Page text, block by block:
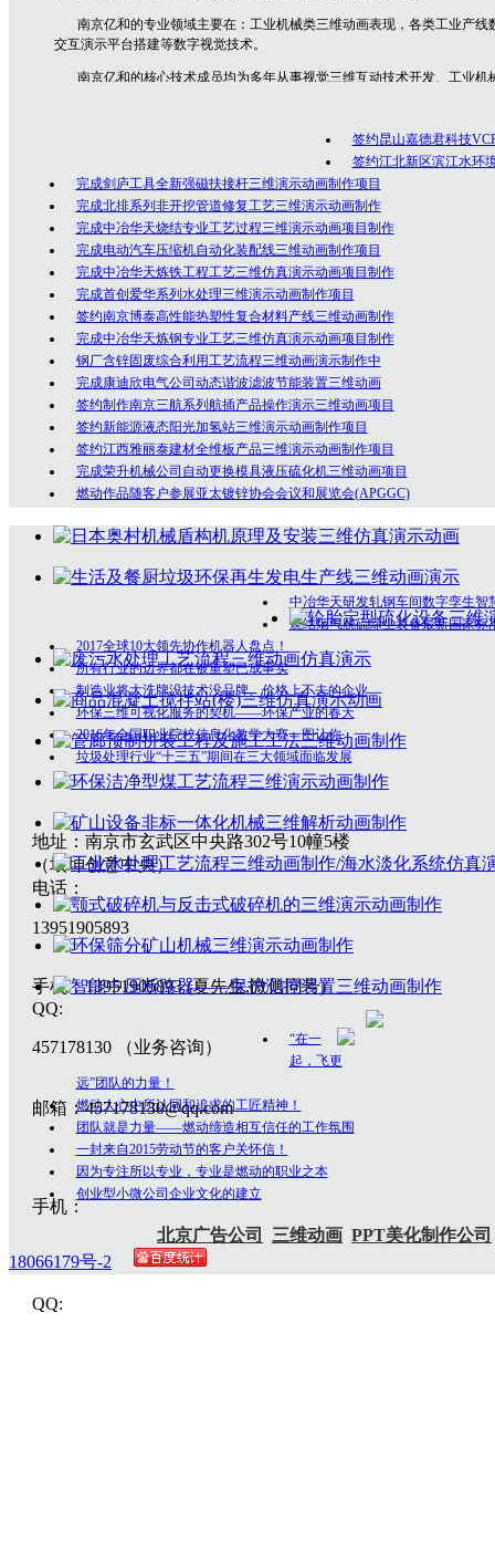
南京亿和的专业领域主要在： 工业机械类三维动画表现，各类工业产线
交互演示平台搭建等数字视觉技术。
南京亿和的核心技术成员均为多年从事视觉三维互动技术开发、工业
公司坚持以创意为核心的客户服务价值，秉承以专业技术为先导，以诚
签约昆山嘉德君科技
签约江北新区滨江水环
完成剑庐工具全新强磁扶接杆三维演示动画制作项目
完成北排系列非开挖管道修复工艺三维演示动画制作
完成中冶华天烧结专业工艺过程三维演示动画项目制作
完成电动汽车压缩机自动化装配线三维动画制作项目
完成中冶华天炼铁工程工艺三维仿真演示动画项目制作
完成首创爱华系列水处理三维演示动画制作项目
签约南京博泰高性能热塑性复合材料产线三维动画制作
完成中冶华天炼钢专业工艺三维仿真演示动画项目制作
钢厂含锌固废综合利用工艺流程三维动画演示制作中
完成康迪欣电气公司动态谐波滤波节能装置三维动画
签约制作南京三航系列航插产品操作演示三维动画项目
签约新能源液态阳光加氢站三维演示动画制作项目
签约江西雅丽泰建材全维板产品三维演示动画制作项目
完成荣升机械公司自动更换模具液压硫化机三维动画项目
燃动作品随客户参展亚太镀锌协会会议和展览会(APGGC)
中冶华天研发轧钢车间数字孪生智
烧结烟气脱硫除尘装备最新国家标
2017全球10大领先协作机器人盘点！
所有行业的边界都在被重塑已成事实
制造业将大洗牌没技术没品牌、价格上不去的企业
环保三维可视化服务的契机——环保产业的春天
2016年全国职业院校信息化教学大赛一图让你
垃圾处理行业“十三五”期间在三大领域面临发展
地址：南京市玄武区中央路302号10幢5楼
（垠坤创意中央）
电话：
13951905893
手机：13951905893 (夏先生,微信同号)
QQ:
457178130 （业务咨询）
邮箱：457178130@qq.com
手机：
QQ:
“在一
起，飞更
远”团队的力量！
燃动人心中所认同和追求的工匠精神！
团队就是力量——燃动缔造相互信任的工作氛围
一封来自2015劳动节的客户关怀信！
因为专注所以专业，专业是燃动的职业之本
创业型小微公司企业文化的建立
北京广告公司 三维动画 PPT美化制作公司
18066179号-2